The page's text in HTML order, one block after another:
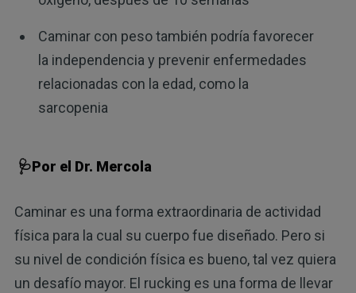
Caminar con peso también podría favorecer
la independencia y prevenir enfermedades
relacionadas con la edad, como la
sarcopenia
🩺Por el Dr. Mercola
Caminar es una forma extraordinaria de actividad
física para la cual su cuerpo fue diseñado. Pero si
su nivel de condición física es bueno, tal vez quiera
un desafío mayor. El rucking es una forma de llevar